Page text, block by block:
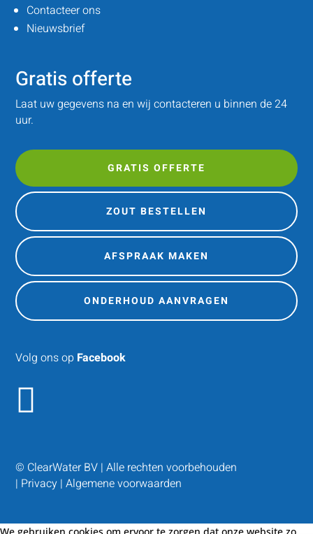
Contacteer ons
Nieuwsbrief
Gratis offerte
Laat uw gegevens na en wij contacteren u binnen de 24
uur.
GRATIS OFFERTE
ZOUT BESTELLEN
AFSPRAAK MAKEN
ONDERHOUD AANVRAGEN
Volg ons op Facebook

© ClearWater BV | Alle rechten voorbehouden
| Privacy |Algemene voorwaarden